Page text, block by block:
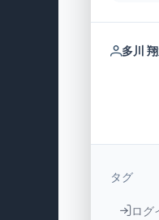
多川
タグ
ログ